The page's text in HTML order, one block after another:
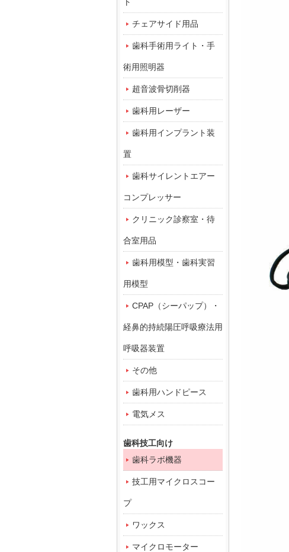
チェアサイド用品
歯科手術用ライト・手
術用照明器
超音波骨切削器
歯科用レーザー
歯科用インプラント装
置
歯科サイレントエアー
コンプレッサー
クリニック診察室・待
合室用品
歯科用模型・歯科実習
用模型
CPAP（シーパップ）・
経鼻的持続陽圧呼吸療法用
呼吸器装置
その他
歯科用ハンドピース
電気メス
歯科技工向け
歯科ラボ機器
技工用マイクロスコー
プ
ワックス
マイクロモーター